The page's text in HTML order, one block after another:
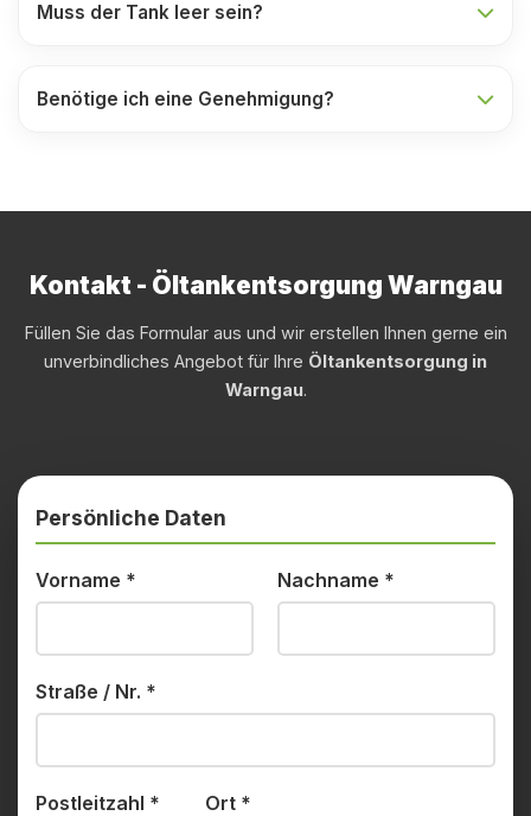
Muss der Tank leer sein?
Benötige ich eine Genehmigung?
Kontakt - Öltankentsorgung Warngau
Füllen Sie das Formular aus und wir erstellen Ihnen gerne ein
unverbindliches Angebot für Ihre Öltankentsorgung in
Warngau.
Persönliche Daten
Vorname * Nachname *
Straße / Nr. *
Postleitzahl * Ort *